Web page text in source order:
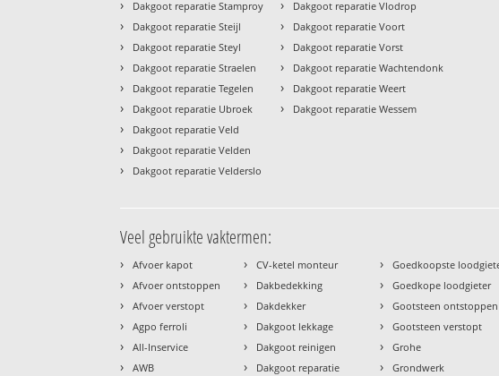
› Dakgoot reparatie Stamproy
› Dakgoot reparatie Steijl
› Dakgoot reparatie Steyl
› Dakgoot reparatie Straelen
› Dakgoot reparatie Tegelen
› Dakgoot reparatie Ubroek
› Dakgoot reparatie Veld
› Dakgoot reparatie Velden
› Dakgoot reparatie Velderslo
› Dakgoot reparatie Vlodrop
› Dakgoot reparatie Voort
› Dakgoot reparatie Vorst
› Dakgoot reparatie Wachtendonk
› Dakgoot reparatie Weert
› Dakgoot reparatie Wessem
Veel gebruikte vaktermen:
› Afvoer kapot
› Afvoer ontstoppen
› Afvoer verstopt
› Agpo ferroli
› All-Inservice
› AWB
› CV-ketel monteur
› Dakbedekking
› Dakdekker
› Dakgoot lekkage
› Dakgoot reinigen
› Dakgoot reparatie
› Goedkoopste
› Goedkope loodgieter
› Gootsteen ontstoppen
› Gootsteen verstopt
› Grohe
› Grondwerk